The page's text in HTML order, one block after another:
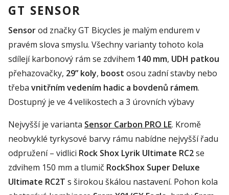
GT SENSOR
Sensorod značky GT Bicycles je malým endurem v
pravém slova smyslu. Všechny varianty tohoto kola
sdílejí karbonový rám se zdvihem 140 mm, UDH patkou
přehazovačky, 29” koly, boost osou zadní stavby nebo
třeba vnitřním vedením hadic a bovdenů rámem.
Dostupný je ve 4 velikostech a 3 úrovních výbavy
Nejvyšší je varianta Sensor Carbon PRO LE. Kromě
neobvyklé tyrkysové barvy rámu nabídne nejvyšší řadu
odpružení – vidlici Rock Shox Lyrik Ultimate RC2se
zdvihem 150 mm a tlumič RockShox Super Deluxe
Ultimate RC2T s širokou škálou nastavení. Pohon kola